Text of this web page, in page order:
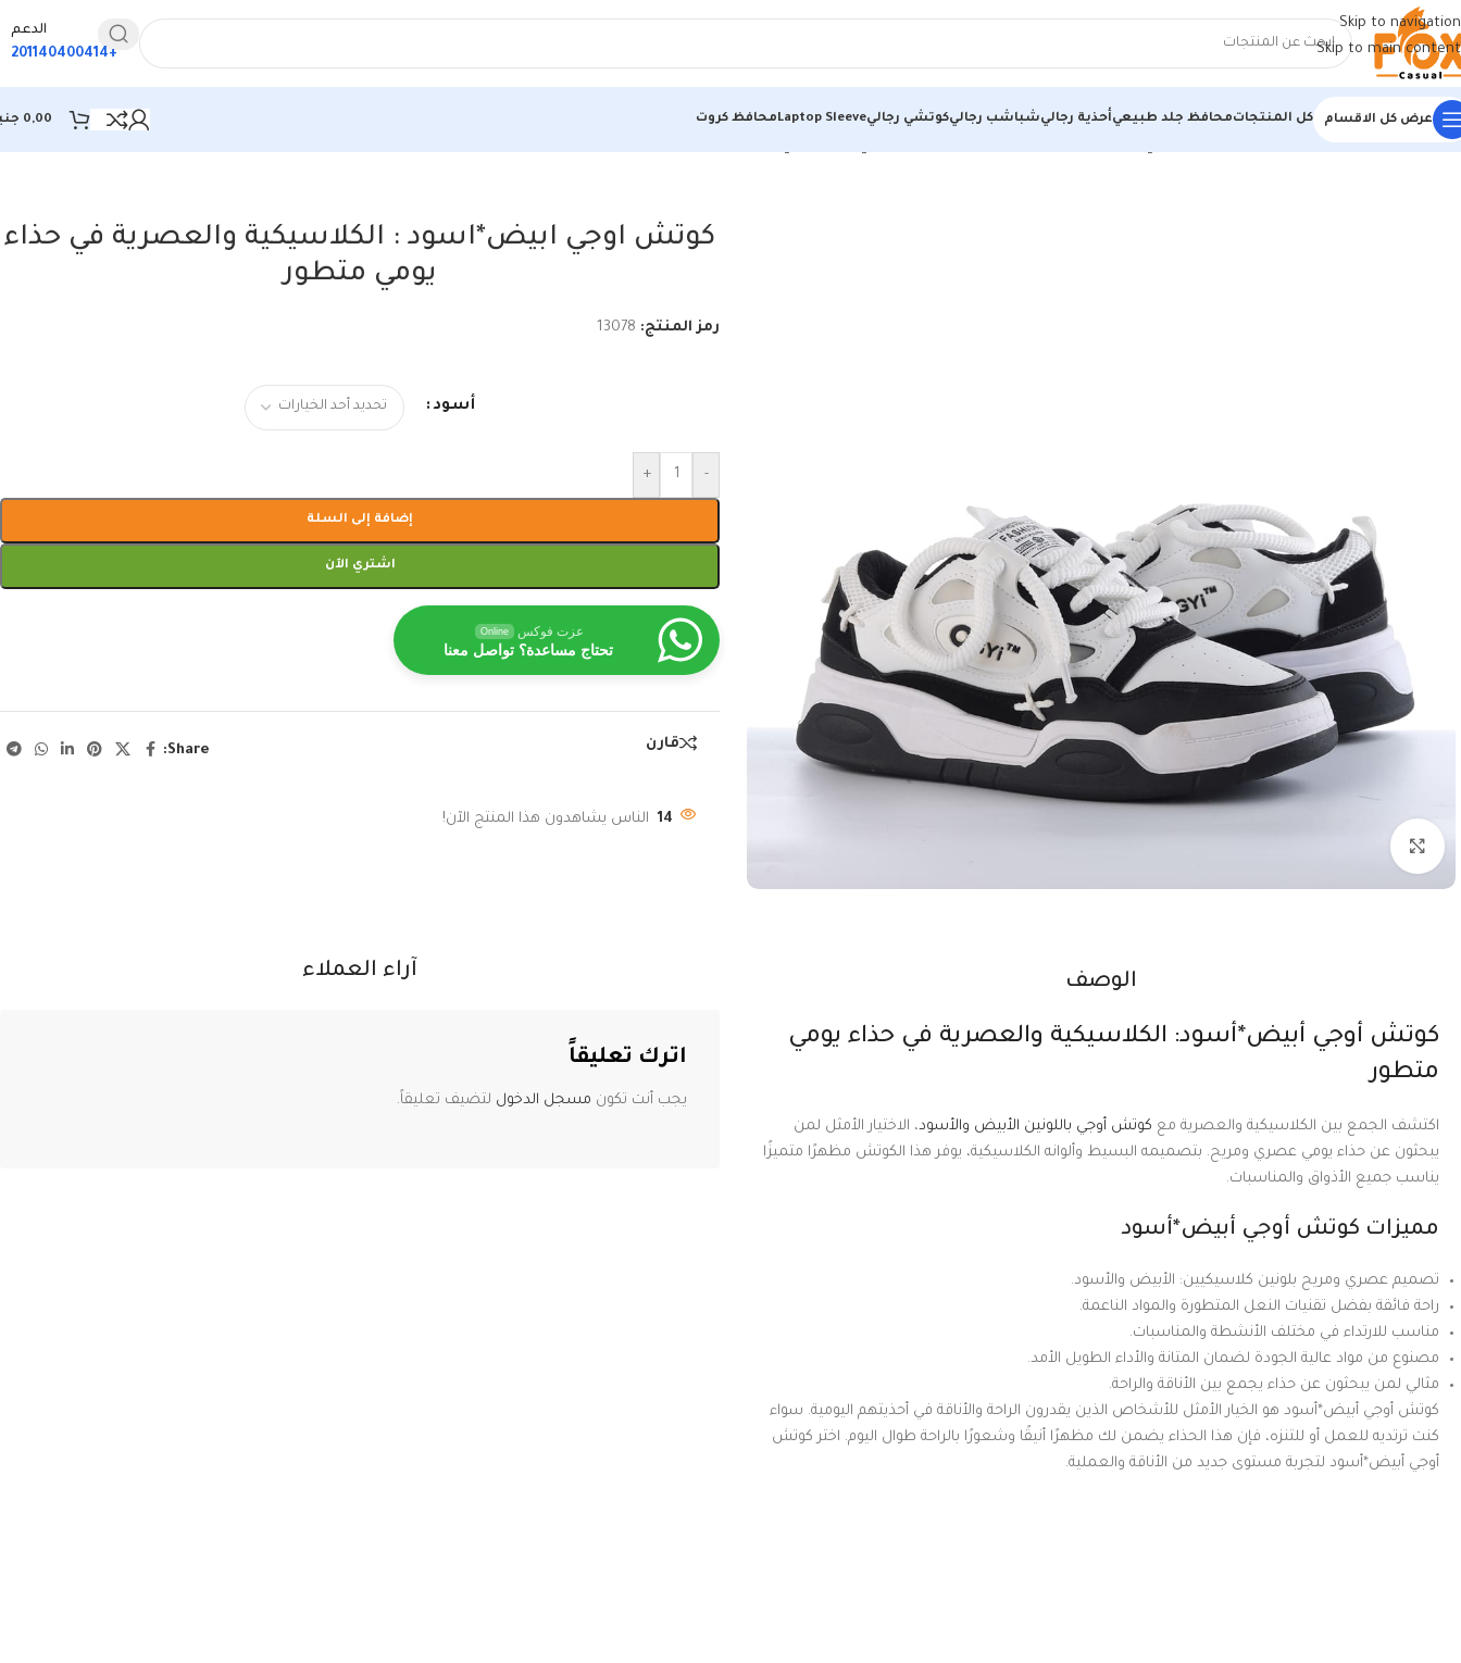
Skip to navigation
Skip to main content
الدعم
+201140400414
عرض كل الاقسام كل المنتجاتمحافظ جلد طبيعيأحذية رجاليشباشب رجاليكوتشي رجاليLaptop Sleeveمحافظ كروت 0,00
الرئيسية/أحذية رجالي
كوتش اوجي ابيض*اسود : الكلاسيكية والعصرية في حذاء
يومي متطور
رمز المنتج: 13078
أسود
-
+
إضافة إلى السلة
اشتري الآن
عزت فوكس Online
تحتاج مساعدة؟ تواصل معنا
قارن Share:
14 الناس يشاهدون هذا المنتج الآن!
الوصف
كوتش أوجي أبيض*أسود: الكلاسيكية والعصرية في حذاء يومي
متطور
اكتشف الجمع بين الكلاسيكية والعصرية مع كوتش أوجي باللونين الأبيض والأسود، الاختيار الأمثل لمن
يبحثون عن حذاء يومي عصري ومريح. بتصميمه البسيط وألوانه الكلاسيكية، يوفر هذا الكوتش مظهرًا متميزًا
يناسب جميع الأذواق والمناسبات.
مميزات كوتش أوجي أبيض*أسود
تصميم عصري ومريح بلونين كلاسيكيين: الأبيض والأسود.
راحة فائقة بفضل تقنيات النعل المتطورة والمواد الناعمة.
مناسب للارتداء في مختلف الأنشطة والمناسبات.
مصنوع من مواد عالية الجودة لضمان المتانة والأداء الطويل الأمد.
مثالي لمن يبحثون عن حذاء يجمع بين الأناقة والراحة.
كوتش أوجي أبيض*أسود هو الخيار الأمثل للأشخاص الذين يقدرون الراحة والأناقة في أحذيتهم اليومية. سواء
كنت ترتديه للعمل أو للتنزه، فإن هذا الحذاء يضمن لك مظهرًا أنيقًا وشعورًا بالراحة طوال اليوم. اختر كوتش
أوجي أبيض*أسود لتجربة مستوى جديد من الأناقة والعملية.
آراء العملاء
اترك تعليقاً
يجب أنت تكون مسجل الدخول لتضيف تعليقاً.